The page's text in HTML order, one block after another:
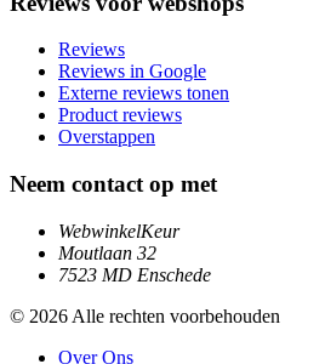
Reviews
Reviews in Google
Externe reviews tonen
Product reviews
Overstappen
Neem contact op met
WebwinkelKeur
Moutlaan 32
7523 MD Enschede
© 2026 Alle rechten voorbehouden
Over Ons